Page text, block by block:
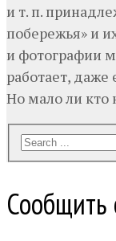
и т. п.
побережья» и
и фотографии
работает, даже
Но мало ли кто
Сообщить